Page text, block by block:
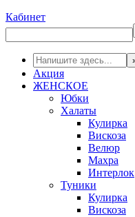
Кабинет
Акция
ЖЕНСКОЕ
Юбки
Халаты
Кулирка
Вискоза
Велюр
Махра
Интерлок
Туники
Кулирка
Вискоза